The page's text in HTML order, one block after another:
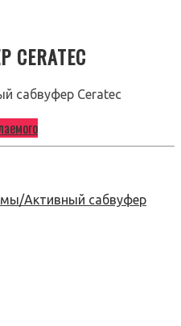
сабвуфер Ceratec
Активный сабвуфер